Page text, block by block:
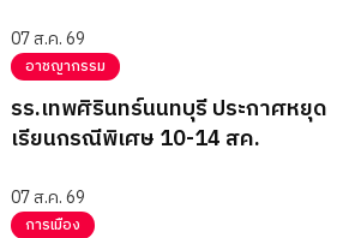
07 ส.ค. 69
อาชญากรรม
รร.เทพศิรินทร์นนทบุรี ประกาศหยุด
เรียนกรณีพิเศษ 10-14 สค.
07 ส.ค. 69
การเมือง